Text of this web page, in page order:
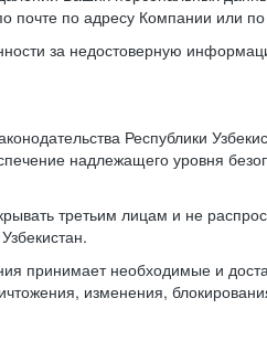
почте по адресу Компании или
за недостоверную
Республики
надлежащего уровня
третьим лицам и не
принимает необходимые и
изменения,